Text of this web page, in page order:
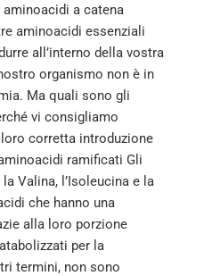
a catena
aminoacidi essenziali
all’interno della vostra
organismo non è in
Ma quali sono gli
vi consigliamo
corretta introduzione
ramificati Gli
Valina, l’Isoleucina e la
che hanno una
alla loro porzione
per la
termini, non sono